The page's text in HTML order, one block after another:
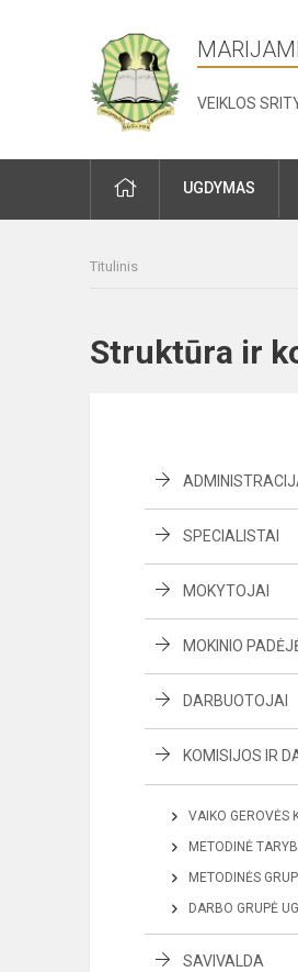
VEIKLOS
PRADŽIAUGDYMAS
Titulinis
Struktūra ir
SPECIALISTAI
MOKYTOJAI
MOKINIO
DARBUOTOJAI
KOMISIJOS IR
VAIKO GEROVĖS
METODINĖ
METODINĖS
DARBO GRUPĖ
SAVIVALDA